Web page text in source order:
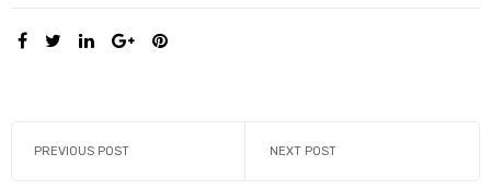
SHARE:
PREVIOUS POST NEXT POST